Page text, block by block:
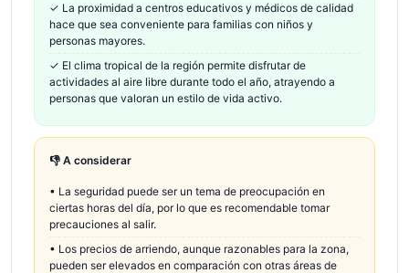
✓ La proximidad a centros educativos y médicos de calidad
hace que sea conveniente para familias con niños y
personas mayores.
✓ El clima tropical de la región permite disfrutar de
actividades al aire libre durante todo el año, atrayendo a
personas que valoran un estilo de vida activo.
👎 A considerar
• La seguridad puede ser un tema de preocupación en
ciertas horas del día, por lo que es recomendable tomar
precauciones al salir.
• Los precios de arriendo, aunque razonables para la zona,
pueden ser elevados en comparación con otras áreas de